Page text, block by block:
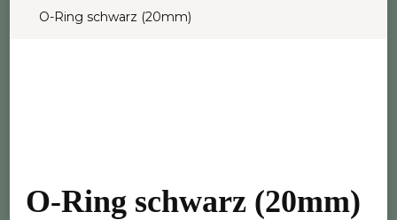
O-Ring schwarz (20mm)
O-Ring schwarz (20mm)